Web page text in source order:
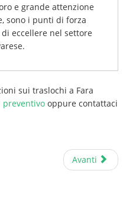
e grande attenzione
sono i punti di forza
eccellere nel settore
.
sui traslochi a Fara
preventivo oppure contattaci
Avanti